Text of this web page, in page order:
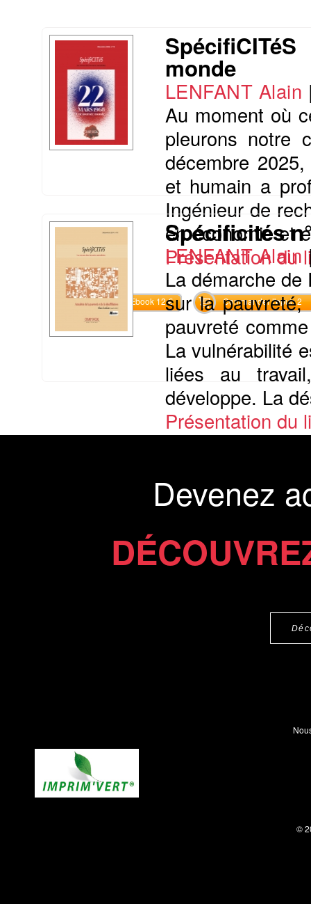
monde
LENFANT Alain
Au moment où
pleurons notre
décembre
et humain a
Ingénieur de
en économie et
Présentation du
Commander l'Ebook 12 € Commander l'epub 2
Spécificités
LENFANT Alain
La démarche
sur la pauvreté,
pauvreté
La vulnérabilité
liées au
développe. La
Présentation du
Devenez
©